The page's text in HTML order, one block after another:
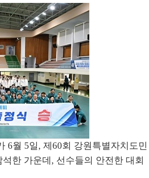
6월 5일, 제 60회 강원특별자치도민
한 가운데 , 선수들의 안전한 대회